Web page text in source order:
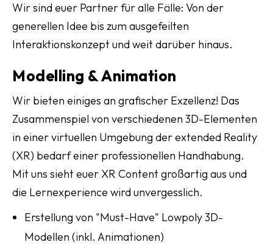
Wir sind euer Partner für alle Fälle: Von der
generellen Idee bis zum ausgefeilten
Interaktionskonzept und weit darüber hinaus.
Modelling & Animation
Wir bieten einiges an grafischer Exzellenz! Das
Zusammenspiel von verschiedenen 3D-Elementen
in einer virtuellen Umgebung der extended Reality
(XR) bedarf einer professionellen Handhabung.
Mit uns sieht euer XR Content großartig aus und
die Lernexperience wird unvergesslich.
Erstellung von "Must-Have" Lowpoly 3D-
Modellen (inkl. Animationen)